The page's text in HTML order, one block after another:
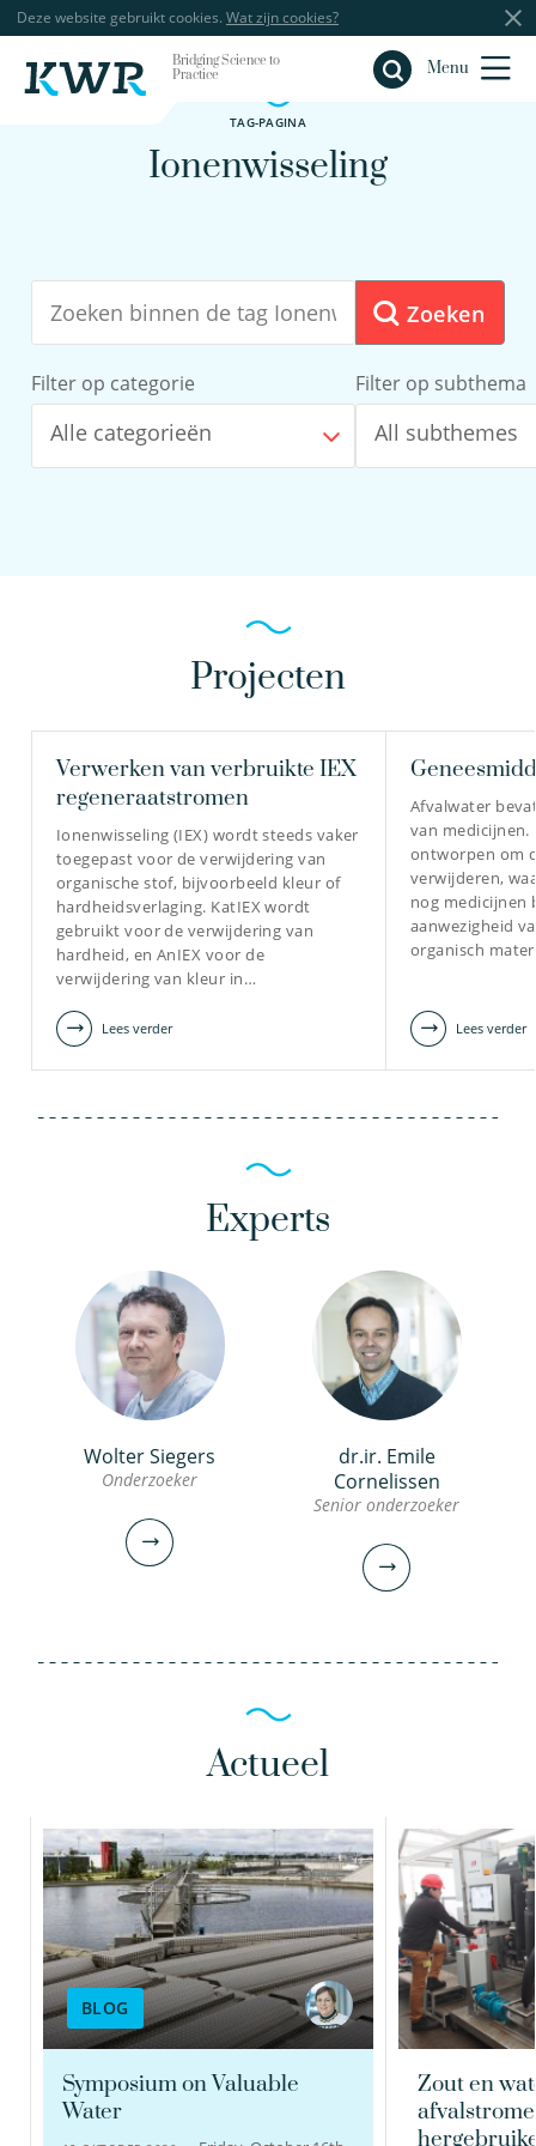
Deze website gebruikt cookies. Wat zijn cookies?
Bridging Science to
Practice
Menu
Sluiten
TAG-PAGINA
Ionenwisseling
Zoeken
Filter op categorie
Alle categorieën
Filter op subthema
All subthemes
Projecten
Verwerken van verbruikte IEX
regeneraatstromen
Ionenwisseling (IEX) wordt steeds vaker
toegepast voor de verwijdering van
organische stof, bijvoorbeeld kleur of
hardheidsverlaging. KatIEX wordt
gebruikt voor de verwijdering van
hardheid, en AnIEX voor de
verwijdering van kleur in…
Lees verder
Afvalwater
van medicijnen.
ontworpen om
verwijderen,
nog medicijnen
aanwezigheid
organisch
Lees verder
Experts
Wolter Siegers
Onderzoeker
Wolter Siegers
Onderzoeker
030-6069726
Wolter.Siegers@kwrwater.nl
bekijk profiel
dr.ir. Emile
Cornelissen
Senior onderzoeker
dr.ir. Emile Cornelissen
Senior onderzoeker
030-6069538
Emile.Cornelissen@kwrwater.nl
bekijk profiel
Actueel
BLOG
Symposium on Valuable
Water
Zout en